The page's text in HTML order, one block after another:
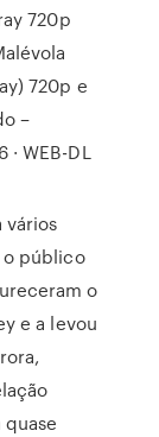
720p
720p e
–
WEB-DL
vários
o público
o
e a levou